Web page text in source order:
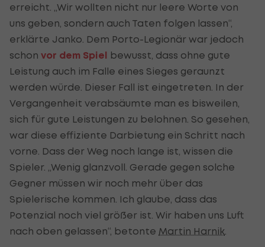
erreicht. „Wir wollten nicht nur leere Worte von
uns geben, sondern auch Taten folgen lassen“,
erklärte Janko. Dem Porto-Legionär war jedoch
schon vor dem Spiel bewusst, dass ohne gute
Leistung auch im Falle eines Sieges geraunzt
werden würde. Dieser Fall ist eingetreten. In der
Vergangenheit verabsäumte man es bisweilen,
sich für gute Leistungen zu belohnen. So gesehen,
war diese effiziente Darbietung ein Schritt nach
vorne. Dass der Weg noch lange ist, wissen die
Spieler. „Wenig glanzvoll. Gerade gegen solche
Gegner müssen wir noch mehr über das
Spielerische kommen. Ich glaube, dass das
Potenzial noch viel größer ist. Wir haben uns Luft
nach oben gelassen“, betonte Martin Harnik